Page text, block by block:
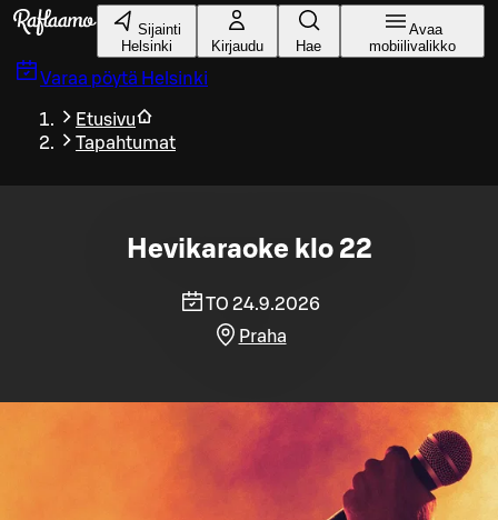
Siirry pääsisältöön
Sijainti
Helsinki
Kirjaudu Hae
Avaa
mobiilivalikko
Varaa pöytä Helsinki
Etusivu
Tapahtumat
Hevikaraoke klo 22
TO 24.9.2026
Praha